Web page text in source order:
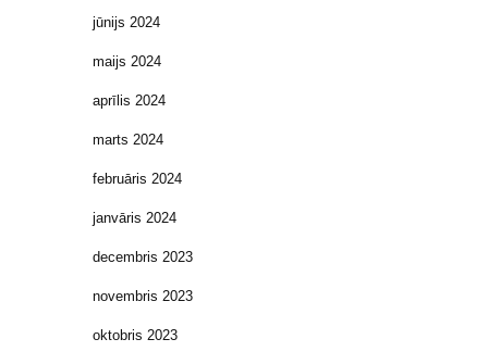
jūnijs 2024
maijs 2024
aprīlis 2024
marts 2024
februāris 2024
janvāris 2024
decembris 2023
novembris 2023
oktobris 2023